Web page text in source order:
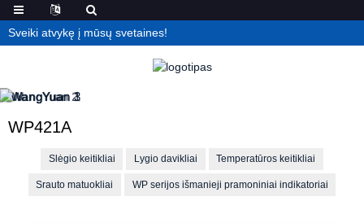
Sveiki atvykę į mūsų svetaines!
WP421A
Slėgio keitikliai Lygio davikliai Temperatūros keitikliai
Srauto matuokliai WP serijos išmanieji pramoniniai indikatoriai